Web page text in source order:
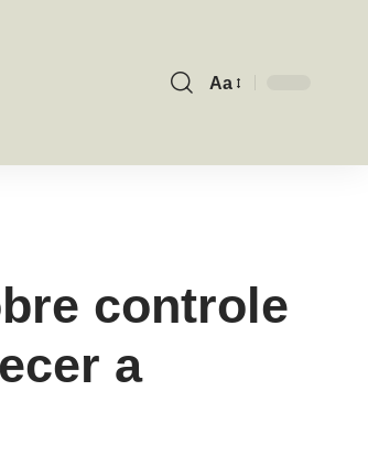
Aa
controle
a